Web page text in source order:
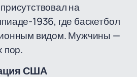
на
1936, где баскетбол
видом. Мужчины —
пор.
США